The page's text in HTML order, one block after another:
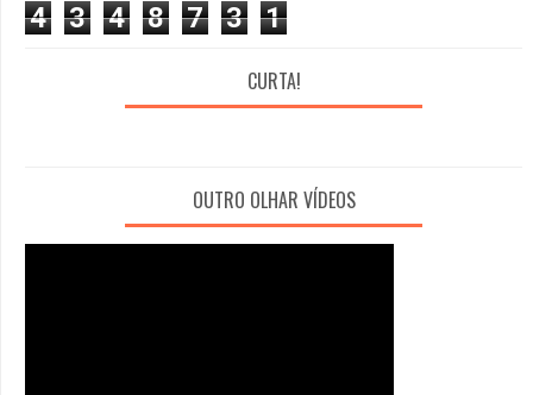
4 3 4 8 7 3 1
CURTA!
OUTRO OLHAR VÍDEOS